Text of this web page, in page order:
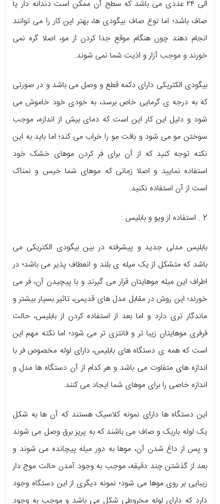
الی ۲۴ عددی می باشد که سطح آن ممکن است دندانه دار یا
صاف باشد؛ اما نوع صاف بیگودی ها، بهتر این کار را می توانند
انجام دهند چون هنگام موقع جدا کردن از مو، اصلا گره نمی
خورند و موجب آزار و اذیت شما نمی شوند.
بیگودی الکتریکی دارای دکمه قطع و وصل می باشد و در صورتی
که به درجه ی گرمایی خاص برسد، به خودی خود خاموش می
شود و دلیل این کار این است که دمای بیش از اندازه، موجب
سوختن مو می شود و بافت مو را خراب می کند؛ اما باید به این
نکته توجه کنید که از آن برای فر کردن موهای خشک خود
استفاده نمایید و اصلا زمانی که موهای شما خیس و نمناک
است از آن استفاده نکنید.
2 . استفاده از ویو و بابلیس :
بابلیس مدلی جدید و پیشرفته در بین بیگودی الکتریکی می
باشد که متشکل از یک میله ی بلند و انعطاف پذیر می باشد؛ در
اطراف این میله موهایتان قرار می گیرند و با پیچیدن آن، فر می
خورند؛ این روش در مقابل مدل های قدیمی، تاثیر بسیار بیشتر و
ماندگار تری دارد و اما بعد از استفاده کردن از بابلیس، حالت
فرفری موهایتان زیبا تر و فانتزی تر می شود؛ اما نکته مهم این
است که همه ی دستگاه های بابلیس، دارای لوله مخصوص فر با
اندازه های متفاوت می باشد و هر کدام از آن دستگاه ها مدل و
اندازه خاصی را برای موهای شما ایجاد می کنند.
این دستگاه ها دارای نمونه کلاسیک هستند که آن ها به شکل
یک لوله باریک و صاف می باشند که به پریز برق وصل می شوند
و پس از داغ شدن آن، موها به دور میله پیچانده می شوند و
بعد از گذشتن چند دقیقه، موجب به وجود آمدن حالت موج دار
زیبایی بر روی موها می شود؛ نمونه دیگری از این دستگاه وجود
دارد که دارای لوله مخروطی شکل می باشد و موجب به وجود